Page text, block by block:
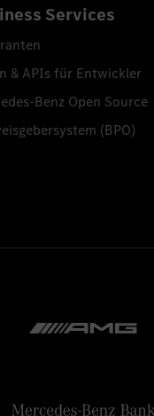
Services
& APIs für Entwickler
Benz Open Source
(BPO)